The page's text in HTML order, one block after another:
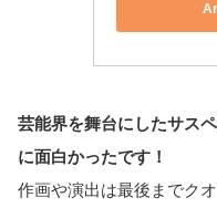
芸能界を舞台にしたサス
に面白かったです！
作画や演出は最後までク